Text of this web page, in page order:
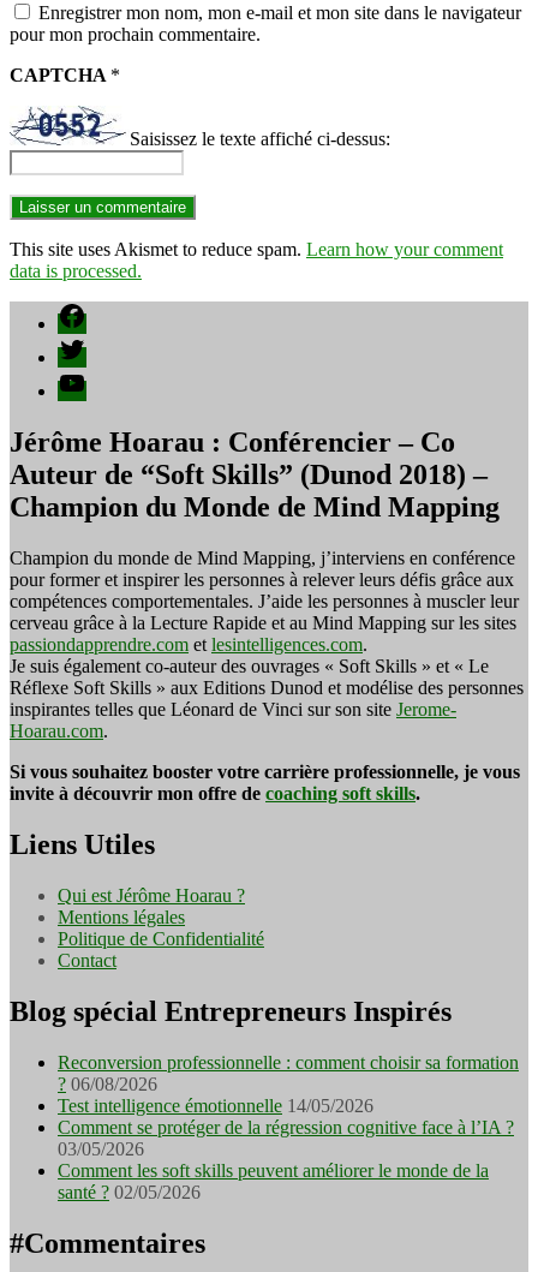
Enregistrer mon nom, mon e-mail et mon site dans le navigateur
pour mon prochain commentaire.
CAPTCHA *
Saisissez le texte affiché ci-dessus:
This site uses Akismet to reduce spam. Learn how your comment
data is processed.
Facebook
Twitter
YouTube
Jérôme Hoarau : Conférencier – Co
Auteur de “Soft Skills” (Dunod 2018) –
Champion du Monde de Mind Mapping
Champion du monde de Mind Mapping, j’interviens en conférence
pour former et inspirer les personnes à relever leurs défis grâce aux
compétences comportementales. J’aide les personnes à muscler leur
cerveau grâce à la Lecture Rapide et au Mind Mapping sur les sites
passiondapprendre.com et lesintelligences.com.
Je suis également co-auteur des ouvrages « Soft Skills » et « Le
Réflexe Soft Skills » aux Editions Dunod et modélise des personnes
inspirantes telles que Léonard de Vinci sur son site Jerome-
Hoarau.com.
Si vous souhaitez booster votre carrière professionnelle, je vous
invite à découvrir mon offre de coaching soft skills.
Liens Utiles
Qui est Jérôme Hoarau ?
Mentions légales
Politique de Confidentialité
Contact
Blog spécial Entrepreneurs Inspirés
Reconversion professionnelle : comment choisir sa formation
? 06/08/2026
Test intelligence émotionnelle 14/05/2026
Comment se protéger de la régression cognitive face à l’IA ?
03/05/2026
Comment les soft skills peuvent améliorer le monde de la
santé ? 02/05/2026
#Commentaires